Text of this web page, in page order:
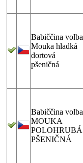
Babiččina volba
Mouka hladká
dortová
pšeničná
Babiččina volba
MOUKA
POLOHRUBÁ
PŠENIČNÁ